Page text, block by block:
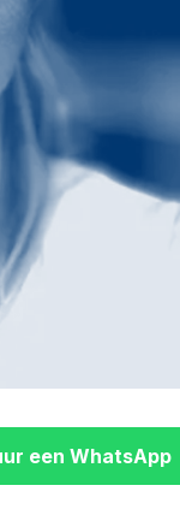
een WhatsApp